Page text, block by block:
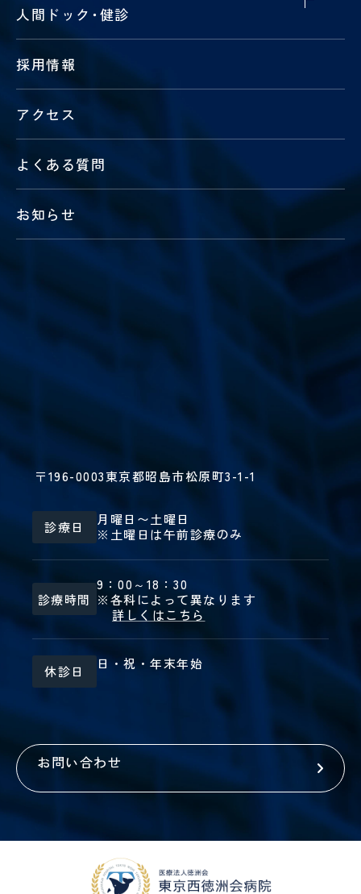
人間ドック・健診
採用情報
アクセス
よくある質問
お知らせ
〒196-0003東京都昭島市松原町3-1-1
診療日
月曜日〜土曜日
※土曜日は午前診療のみ
診療時間
9：00～18：30
※各科によって異なります
詳しくはこちら
休診日 日・祝・年末年始
お問い合わせ